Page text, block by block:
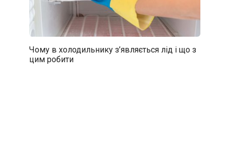
Чому в холодильнику з’являється лід і що з
цим робити